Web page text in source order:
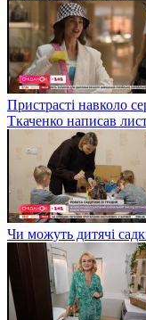
Пристрасті навколо
Ткаченко написав
Чи можуть дитячі